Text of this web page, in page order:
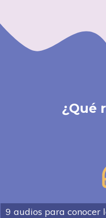
¿Qué
9 audios para conocer